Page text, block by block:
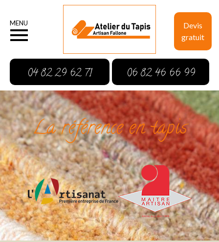
Devis
gratuit
MENU
04 82 29 62 71 06 82 46 66 99
La référence en tapis